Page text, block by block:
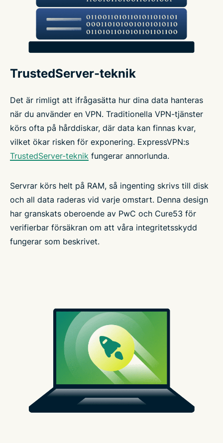
TrustedServer-teknik
Det är rimligt att ifrågasätta hur dina data hanteras
när du använder en VPN. Traditionella VPN-tjänster
körs ofta på hårddiskar, där data kan finnas kvar,
vilket ökar risken för exponering. ExpressVPN:s
TrustedServer-teknik fungerar annorlunda.
Servrar körs helt på RAM, så ingenting skrivs till disk
och all data raderas vid varje omstart. Denna design
har granskats oberoende av PwC och Cure53 för
verifierbar försäkran om att våra integritetsskydd
fungerar som beskrivet.